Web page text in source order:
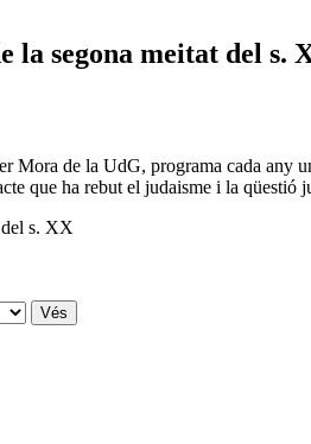
segona meitat del s.
de la UdG, programa cada any
que ha rebut el judaisme i la